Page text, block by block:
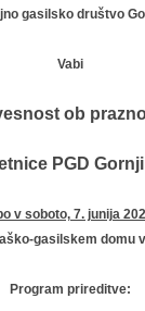
gasilsko društvo
Vabi
ob
PGD
v soboto, 7. junija
gasilskem domu
Program prireditve: